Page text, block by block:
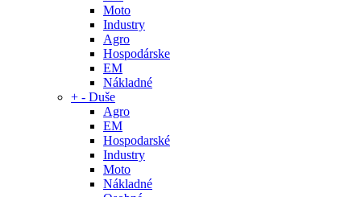
Moto
Industry
Agro
Hospodárske
EM
Nákladné
+ - Duše
Agro
EM
Hospodarské
Industry
Moto
Nákladné